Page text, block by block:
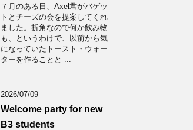
７月のある日、Axel君がバゲッ
トとチーズの会を提案してくれ
ました。折角なので何か飲み物
も、というわけで、以前から気
になっていたトースト・ウォー
ターを作ることと ...
2026/07/09
Welcome party for new
B3 students